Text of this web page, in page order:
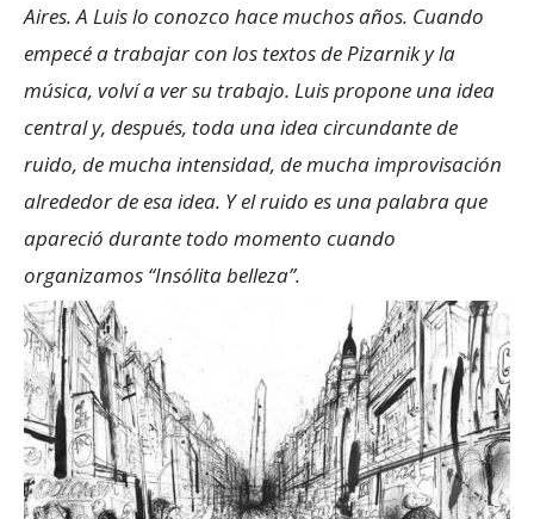
Aires. A Luis lo conozco hace muchos años. Cuando
empecé a trabajar con los textos de Pizarnik y la
música, volví a ver su trabajo. Luis propone una idea
central y, después, toda una idea circundante de
ruido, de mucha intensidad, de mucha improvisación
alrededor de esa idea. Y el ruido es una palabra que
apareció durante todo momento cuando
organizamos “Insólita belleza”.